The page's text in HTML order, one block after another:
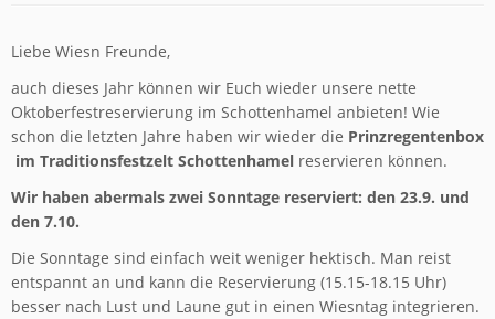
Liebe Wiesn Freunde,
auch dieses Jahr können wir Euch wieder unsere nette
Oktoberfestreservierung im Schottenhamel anbieten! Wie
schon die letzten Jahre haben wir wieder die Prinzregentenbox
im Traditionsfestzelt Schottenhamel reservieren können.
Wir haben abermals zwei Sonntage reserviert: den 23.9. und
den 7.10.
Die Sonntage sind einfach weit weniger hektisch. Man reist
entspannt an und kann die Reservierung (15.15-18.15 Uhr)
besser nach Lust und Laune gut in einen Wiesntag integrieren.